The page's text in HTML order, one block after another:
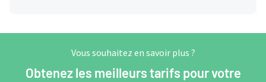
Vous souhaitez en savoir plus ?
Obtenez les meilleurs tarifs pour votre